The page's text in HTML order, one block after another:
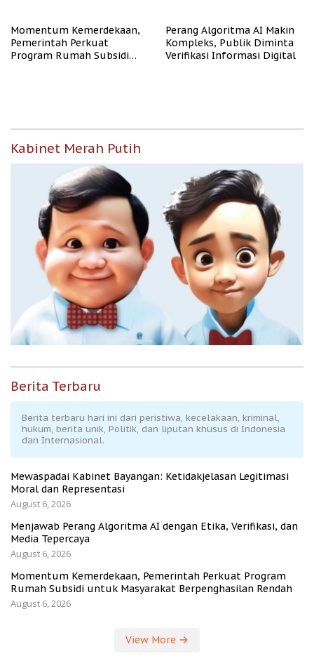
Momentum Kemerdekaan,
Pemerintah Perkuat
Program Rumah Subsidi
Perang Algoritma AI Makin
Kompleks, Publik Diminta
Verifikasi Informasi Digital
Kabinet Merah Putih
Berita Terbaru
Berita terbaru hari ini dari peristiwa, kecelakaan, kriminal,
hukum, berita unik, Politik, dan liputan khusus di Indonesia
dan Internasional.
Mewaspadai Kabinet Bayangan: Ketidakjelasan Legitimasi
Moral dan Representasi
August 6, 2026
Menjawab Perang Algoritma AI dengan Etika, Verifikasi, dan
Media Tepercaya
August 6, 2026
Momentum Kemerdekaan, Pemerintah Perkuat Program
Rumah Subsidi untuk Masyarakat Berpenghasilan Rendah
August 6, 2026
View More